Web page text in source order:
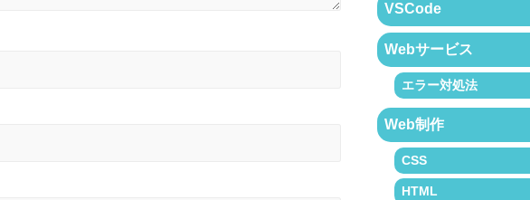
VSCode
Webサービス
エラー対処法
Web制作
CSS
HTML